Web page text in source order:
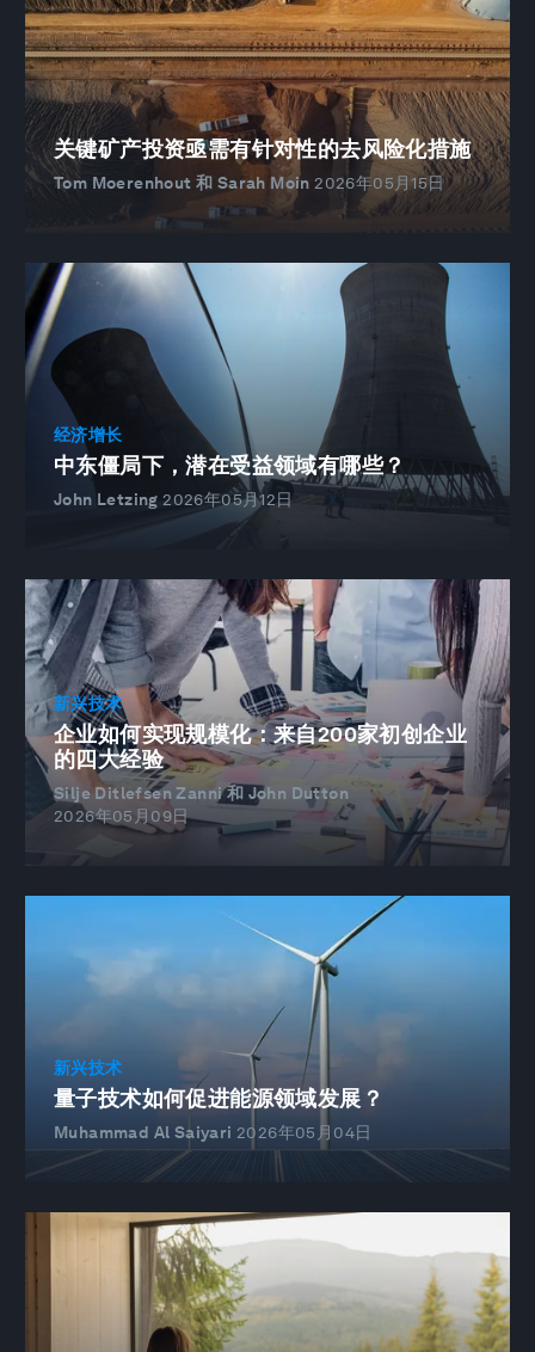
关键矿产投资亟需有针对性的去风险化措施
Tom Moerenhout 和 Sarah Moin 2026年05月15日
经济增长
中东僵局下，潜在受益领域有哪些？
John Letzing 2026年05月12日
新兴技术
企业如何实现规模化：来自200家初创企业
的四大经验
Silje Ditlefsen Zanni 和 John Dutton
2026年05月09日
新兴技术
量子技术如何促进能源领域发展？
Muhammad Al Saiyari 2026年05月04日